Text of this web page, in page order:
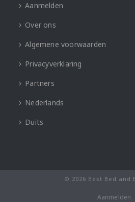
Aanmelden
Over ons
Algemene voorwaarden
Privacyverklaring
Partners
Nederlands
Duits
© 2026 Best Bed and
Aanmelden